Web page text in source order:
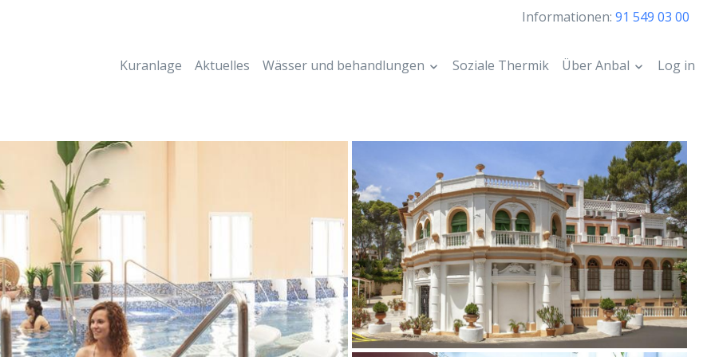
Informationen: 91 549 03 00
Kuranlage Aktuelles Wässer und behandlungen Soziale Thermik Über Anbal Log in